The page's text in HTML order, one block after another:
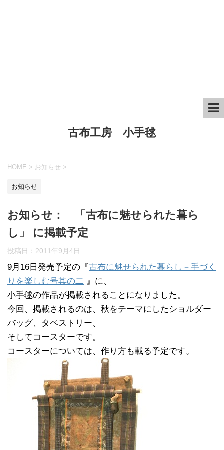
古布工房 小手毬
HOME > お知らせ >
お知らせ
お知らせ： 「古布に魅せられた暮ら
し」 に掲載予定
投稿日： 2011年9月4日
9月16日発売予定の『古布に魅せられた暮らし－手づく
りを楽しむ号其の二 』に、
小手毬の作品が掲載されることになりました。
今回、掲載されるのは、秋をテーマにしたショルダー
バッグ、タペストリー、
そしてコースターです。
コースターについては、作り方も載る予定です。